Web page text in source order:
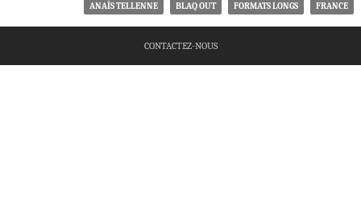
ANAÏS TELLENNE BLAQ OUT FORMATS LONGS FRANCE
CONTACTEZ-NOUS